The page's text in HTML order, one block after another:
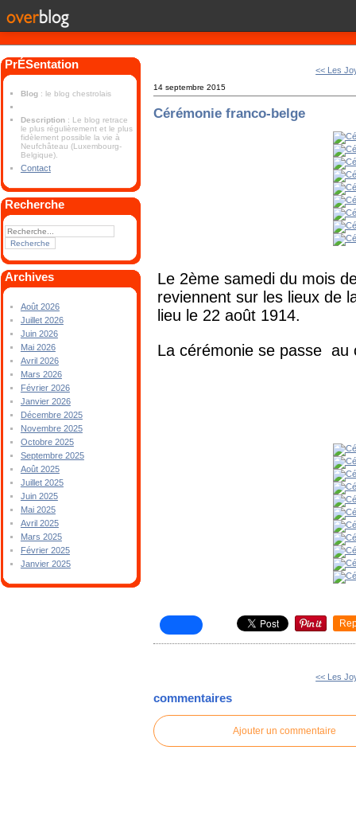
PrÉSentation
Blog : le blog chestrolais
Description : Le blog retrace
le plus régulièrement et le plus
fidèlement possible la vie à
Neufchâteau (Luxembourg-
Belgique).
Contact
Recherche
Archives
Août 2026
Juillet 2026
Juin 2026
Mai 2026
Avril 2026
Mars 2026
Février 2026
Janvier 2026
Décembre 2025
Novembre 2025
Octobre 2025
Septembre 2025
Août 2025
Juillet 2025
Juin 2025
Mai 2025
Avril 2025
Mars 2025
Février 2025
Janvier 2025
<< Les
14 septembre 2015
Cérémonie franco-belge
Le 2ème samedi du mois
reviennent sur les lieux de
lieu le 22 août 1914.
La cérémonie se passe au
<< Les
commentaires
Ajouter un commentaire